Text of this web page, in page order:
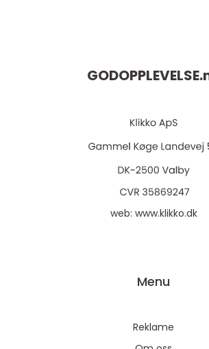
GODOPPLEVELSE.
web: www.klikko.dk
Menu
Reklame